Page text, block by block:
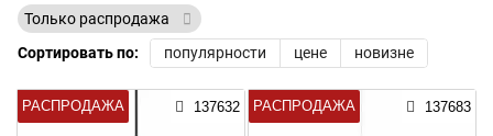
Только распродажа
Сортировать по:
популярности цене новизне
РАСПРОДАЖА 137632 РАСПРОДАЖА 137683